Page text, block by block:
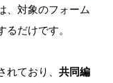
、対象のフォーム
だけです。
ており、 共同編